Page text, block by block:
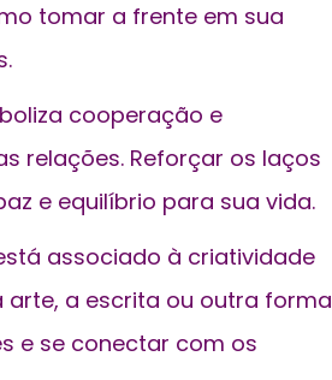
tomar a frente em sua
cooperação e
relações. Reforçar os laços
e equilíbrio para sua vida.
associado à criatividade
arte, a escrita ou outra forma
e se conectar com os